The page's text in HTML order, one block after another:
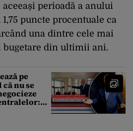
perioadă a anului
puncte procentuale ca
una dintre cele mai
bugetare din ultimii ani.
pe
nu se